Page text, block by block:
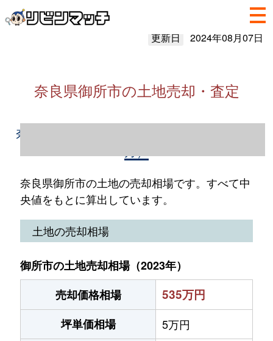
更新日 2024年08月07日
奈良県御所市の土地売却・査定
奈良県御所市の土地売却情報（2023年1～12
奈良県御所市の土地の売却相場です。すべて中
央値をもとに算出しています。
土地の売却相場
御所市の土地売却相場（2023年）
売却価格相場
535万円
坪単価相場
5万円